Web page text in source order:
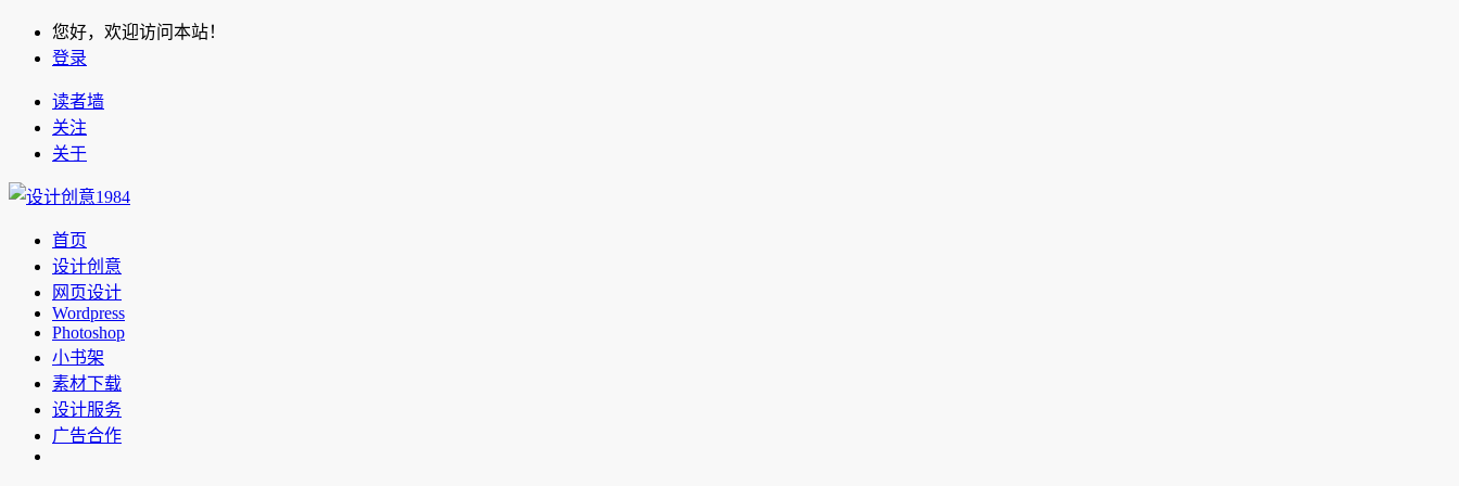
您好，欢迎访问本站！
登录
读者墙
关注
关于
首页
设计创意
网页设计
Wordpress
Photoshop
小书架
素材下载
设计服务
广告合作